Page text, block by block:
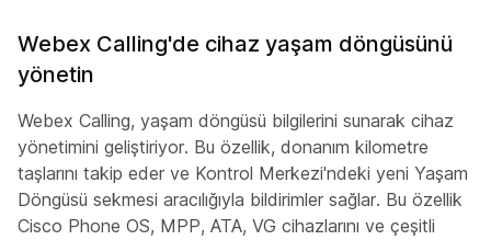
Webex Calling'de cihaz yaşam döngüsünü
yönetin
Webex Calling, yaşam döngüsü bilgilerini sunarak cihaz
yönetimini geliştiriyor. Bu özellik, donanım kilometre
taşlarını takip eder ve Kontrol Merkezi'ndeki yeni Yaşam
Döngüsü sekmesi aracılığıyla bildirimler sağlar. Bu özellik
Cisco Phone OS, MPP, ATA, VG cihazlarını ve çeşitli